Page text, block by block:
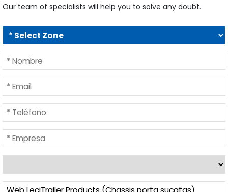
Our team of specialists will help you to solve any doubt.